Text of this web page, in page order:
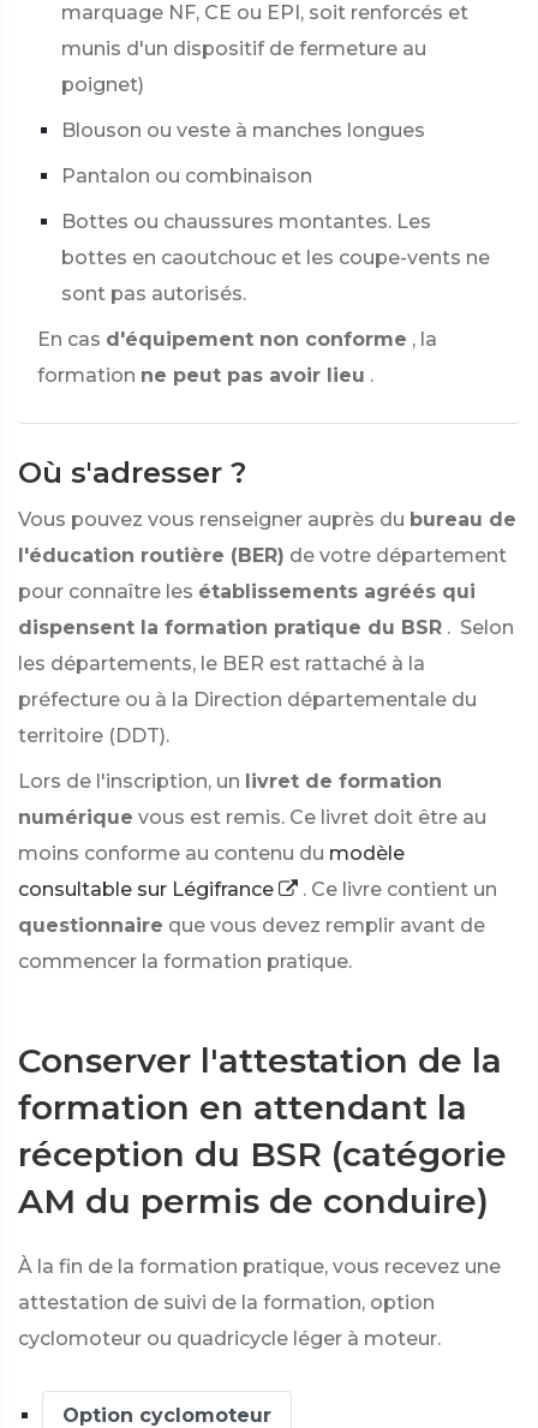
marquage NF, CE ou EPI, soit renforcés et
munis d'un dispositif de fermeture au
poignet)
Blouson ou veste à manches longues
Pantalon ou combinaison
Bottes ou chaussures montantes. Les
bottes en caoutchouc et les coupe-vents ne
sont pas autorisés.
En cas d'équipement non conforme , la
formation ne peut pas avoir lieu .
Où s'adresser ?
Vous pouvez vous renseigner auprès du bureau de
l'éducation routière (BER) de votre département
pour connaître les établissements agréés qui
dispensent la formation pratique du BSR . Selon
les départements, le BER est rattaché à la
préfecture ou à la Direction départementale du
territoire (DDT).
Lors de l'inscription, un livret de formation
numérique vous est remis. Ce livret doit être au
moins conforme au contenu du modèle
consultable sur Légifrance
. Ce livre contient un
questionnaire que vous devez remplir avant de
commencer la formation pratique.
Conserver l'attestation de la
formation en attendant la
réception du BSR (catégorie
AM du permis de conduire)
À la fin de la formation pratique, vous recevez une
attestation de suivi de la formation, option
cyclomoteur ou quadricycle léger à moteur.
Option cyclomoteur